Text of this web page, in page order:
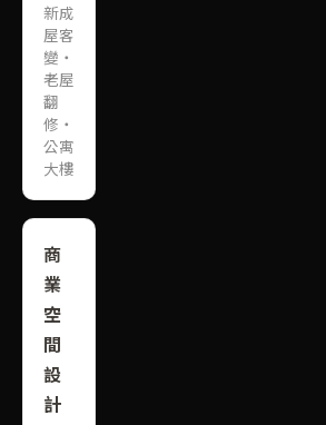
新成
屋客
變・
老屋
翻
修・
公寓
大樓
商
業
空
間
設
計